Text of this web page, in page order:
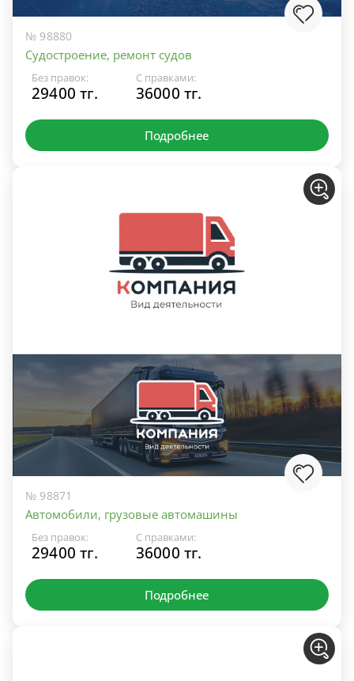
№ 98880
Судостроение, ремонт судов
Без правок:
29400 тг.
С правками:
36000 тг.
Подробнее
№ 98871
Автомобили, грузовые автомашины
Без правок:
29400 тг.
С правками:
36000 тг.
Подробнее